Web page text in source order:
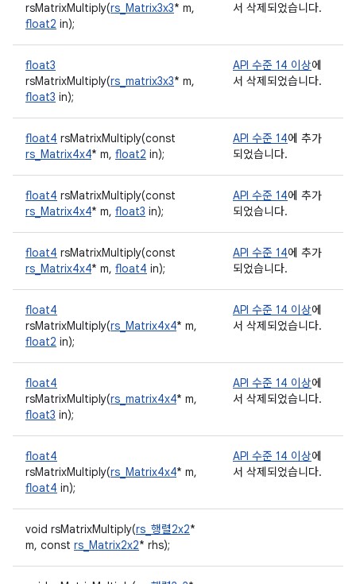
rsMatrixMultiply(rs_Matrix3x3* m,
float2 in);
서 삭제되었습니다.
float3
rsMatrixMultiply(rs_matrix3x3* m,
float3 in);
API 수준 14 이상에
서 삭제되었습니다.
float4 rsMatrixMultiply(const
rs_Matrix4x4* m, float2 in);
API 수준 14에 추가
되었습니다.
float4 rsMatrixMultiply(const
rs_Matrix4x4* m, float3 in);
API 수준 14에 추가
되었습니다.
float4 rsMatrixMultiply(const
rs_Matrix4x4* m, float4 in);
API 수준 14에 추가
되었습니다.
float4
rsMatrixMultiply(rs_Matrix4x4* m,
float2 in);
API 수준 14 이상에
서 삭제되었습니다.
float4
rsMatrixMultiply(rs_matrix4x4* m,
float3 in);
API 수준 14 이상에
서 삭제되었습니다.
float4
rsMatrixMultiply(rs_Matrix4x4* m,
float4 in);
API 수준 14 이상에
서 삭제되었습니다.
void rsMatrixMultiply(rs_행렬2x2*
m, const rs_Matrix2x2* rhs);